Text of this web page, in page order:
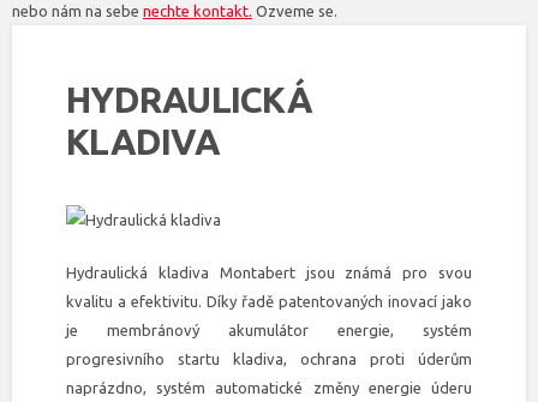
nebo nám na sebe nechte kontakt. Ozveme se.
HYDRAULICKÁ
KLADIVA
Hydraulická kladiva Montabert jsou známá pro svou
kvalitu a efektivitu. Díky řadě patentovaných inovací jako
je membránový akumulátor energie, systém
progresivního startu kladiva, ochrana proti úderům
naprázdno, systém automatické změny energie úderu